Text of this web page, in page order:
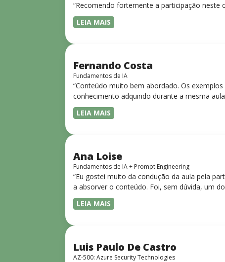
“Recomendo fortemente a participação
LEIA MAIS
Fernando Costa
Fundamentos de IA
“Conteúdo muito bem abordado. Os
conhecimento adquirido durante a mesma
LEIA MAIS
Ana Loise
Fundamentos de IA + Prompt Engineering
“Eu gostei muito da condução da aula pela
a absorver o conteúdo. Foi, sem dúvida, um
LEIA MAIS
Luis Paulo De Castro
AZ-500: Azure Security Technologies